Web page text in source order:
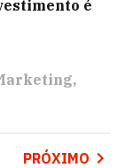
é
PRÓXIMO